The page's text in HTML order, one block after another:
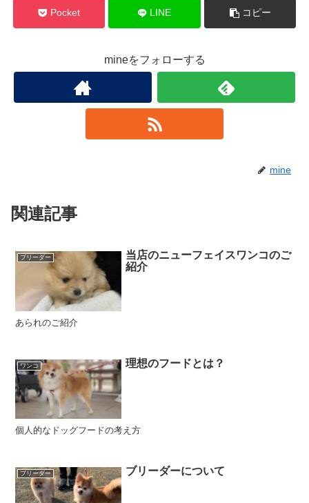
Pocket LINE コピー
mineをフォローする
mine
関連記事
ブリーダー
当店のニューフェイスワンコのご
紹介
あられのご紹介
ワンコ 理想のフードとは？
個人的なドッグフードの考え方
ブリーダー ブリーダーについて